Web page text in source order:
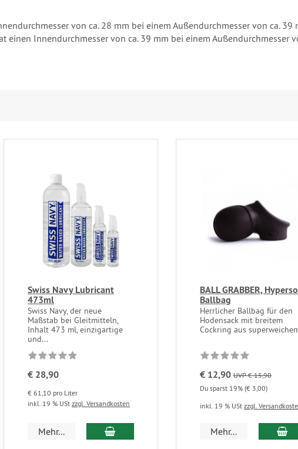
von ca. 28 mm bei einem Außendurchmesser von ca. 39
einen Innendurchmesser von ca. 39 mm bei einem Außendurchmesser
Swiss Navy Lubricant
473ml
Swiss Navy, der neue
Maßstab bei Gleitmitteln,
Inhalt 473 ml, einzigartige
und...
€ 28,90
€ 61,10 pro Liter
inkl. 19 % USt zzgl. Versandkosten
Mehr... In den Warenkorb
BALL GRABBER,
Ballbag
Herrlicher Ballbag für den
Hodensack mit breitem
Cockring aus
€ 12,90 UVP € 15,90
Du sparst 19% (€ 3,00)
inkl. 19 % USt zzgl.
Mehr... In